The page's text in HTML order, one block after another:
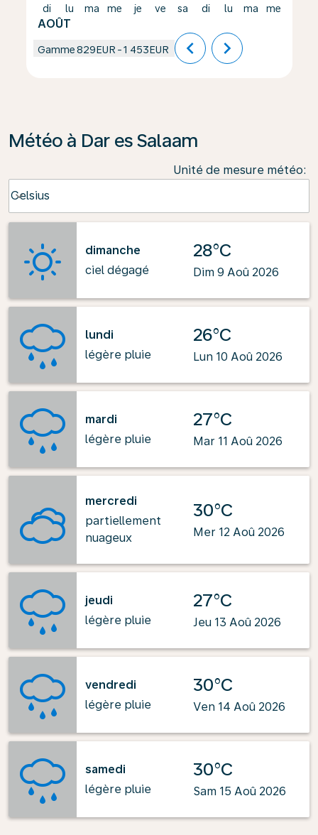
di
AOÛT
lu ma me je ve sa di lu ma me
Gamme829EUR -1 453EUR chevron_left chevron_right
Météo à Dar es Salaam
Unité de mesure météo:
Celsius
keyboard_arrow_down
dimanche
ciel dégagé
28°C
Dim 9 Aoû 2026
lundi
légère pluie
26°C
Lun 10 Aoû 2026
mardi
légère pluie
27°C
Mar 11 Aoû 2026
mercredi
partiellement
nuageux
30°C
Mer 12 Aoû 2026
jeudi
légère pluie
27°C
Jeu 13 Aoû 2026
vendredi
légère pluie
30°C
Ven 14 Aoû 2026
samedi
légère pluie
30°C
Sam 15 Aoû 2026